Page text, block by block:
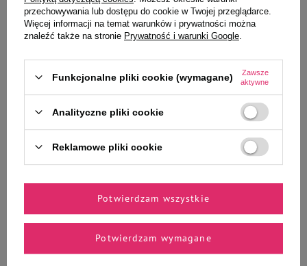
Wybrane specjalnie dla
Ciebie i Twojego czworonoga
Noteci Premium bogata w gęś z
18,52 zł / kg
Noteci Premium bogata w
kurczaka saszetka 500 g
9,26 zł
przechowywania lub dostępu do cookie w Twojej przeglądarce.
Więcej informacji na temat warunków i prywatności można
znaleźć także na stronie Prywatność i warunki Google
Funkcjonalne pliki cookie (wymagane)
Zawsze
aktywne
Analityczne pliki cookie
Reklamowe pliki cookie
Potwierdzam wymagane
Potwierdzam wszystkie